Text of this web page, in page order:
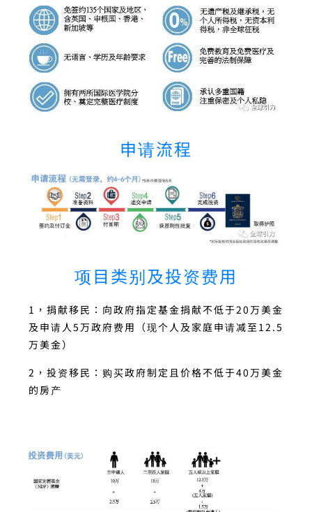
申请流程
项目类别及投资费用
1，捐献移民：向政府指定基金捐献不低于20万美金
及申请人5万政府费用（现个人及家庭申请减至12.5
万美金）
2，投资移民：购买政府制定且价格不低于40万美金
的房产